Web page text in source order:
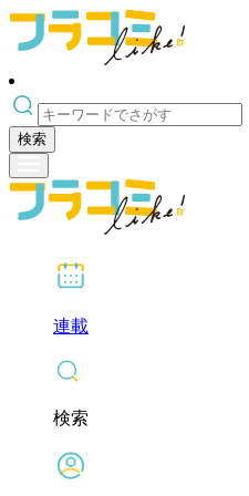
検索
連載
検索